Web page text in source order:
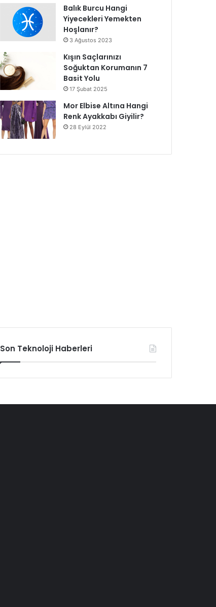
Balık Burcu Hangi
Yiyecekleri Yemekten
Hoşlanır?
3 Ağustos 2023
Kışın Saçlarınızı
Soğuktan Korumanın 7
Basit Yolu
17 Şubat 2025
Mor Elbise Altına Hangi
Renk Ayakkabı Giyilir?
28 Eylül 2022
Son Teknoloji Haberleri